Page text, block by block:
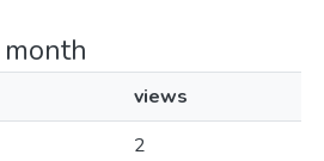
views
2